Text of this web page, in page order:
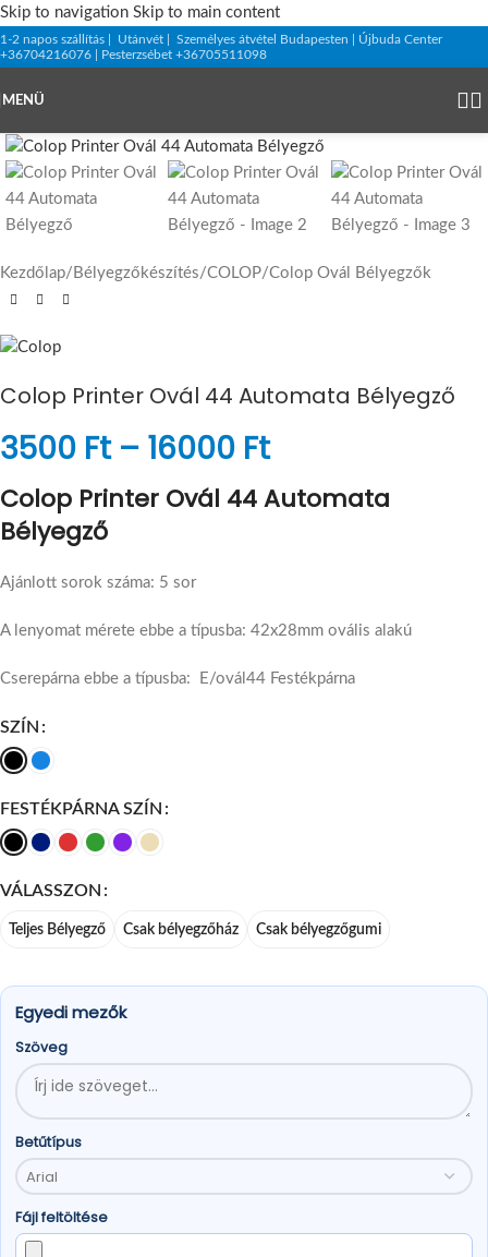
Skip to navigation Skip to main content
1-2 napos szállítás | Utánvét | Személyes átvétel Budapesten | Újbuda Center
+36704216076 | Pesterzsébet +36705511098
MENÜ
Kezdőlap/ Bélyegzőkészítés/COLOP/Colop Ovál Bélyegzők
Colop Printer Ovál 44 Automata Bélyegző
3500 Ft – 16000 Ft
Colop Printer Ovál 44 Automata
Bélyegző
Ajánlott sorok száma: 5 sor
A lenyomat mérete ebbe a típusba: 42x28mm ovális alakú
Cserepárna ebbe a típusba: E/ovál44 Festékpárna
SZÍN
FESTÉKPÁRNA SZÍN
VÁLASSZON
Teljes Bélyegző Csak bélyegzőház Csak bélyegzőgumi
Egyedi mezők
Szöveg
Betűtípus
Fájl feltöltése